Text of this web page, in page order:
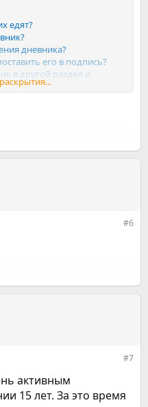
едят?
дневника?
его в подпись?
в другой раздел и
работе форума, как мне
текста сообщений.
#6
#7
активным
15 лет. За это время